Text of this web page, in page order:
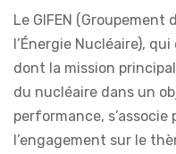
Le GIFEN
l’Énergie Nucléaire),
dont la mission
du nucléaire dans un
performance,
l’engagement sur le